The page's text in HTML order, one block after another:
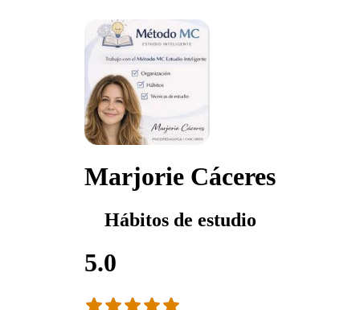
Marjorie Cáceres
Hábitos de estudio
5.0